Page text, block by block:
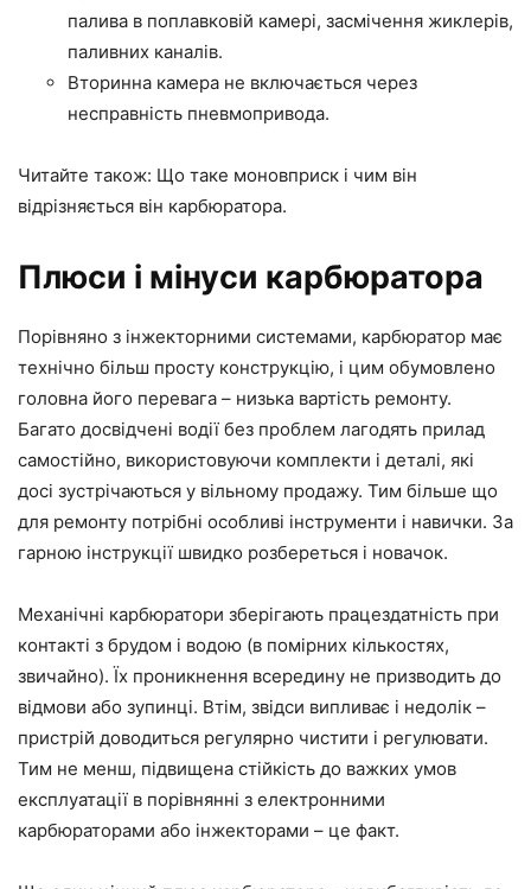
палива в поплавковій камері, засмічення жиклерів,
паливних каналів.
Вторинна камера не включається через
несправність пневмопривода.
Читайте також: Що таке моновприск і чим він
відрізняється він карбюратора.
Плюси і мінуси карбюратора
Порівняно з інжекторними системами, карбюратор має
технічно більш просту конструкцію, і цим обумовлено
головна його перевага – низька вартість ремонту.
Багато досвідчені водії без проблем лагодять прилад
самостійно, використовуючи комплекти і деталі, які
досі зустрічаються у вільному продажу. Тим більше що
для ремонту потрібні особливі інструменти і навички. За
гарною інструкції швидко розбереться і новачок.
Механічні карбюратори зберігають працездатність при
контакті з брудом і водою (в помірних кількостях,
звичайно). Їх проникнення всередину не призводить до
відмови або зупинці. Втім, звідси випливає і недолік –
пристрій доводиться регулярно чистити і регулювати.
Тим не менш, підвищена стійкість до важких умов
експлуатації в порівнянні з електронними
карбюраторами або інжекторами – це факт.